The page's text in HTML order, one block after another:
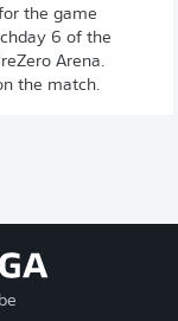
the game
6 of the
Arena.
the match.